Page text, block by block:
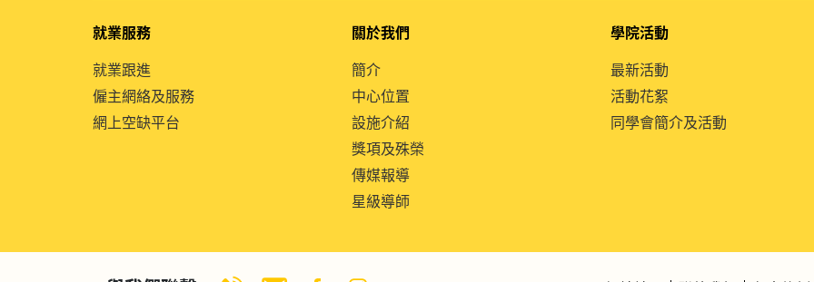
就業服務
就業跟進
僱主網絡及服務
網上空缺平台
關於我們
簡介
中心位置
設施介紹
獎項及殊榮
傳媒報導
星級導師
學院活動
最新活動
活動花絮
同學會簡介及活動